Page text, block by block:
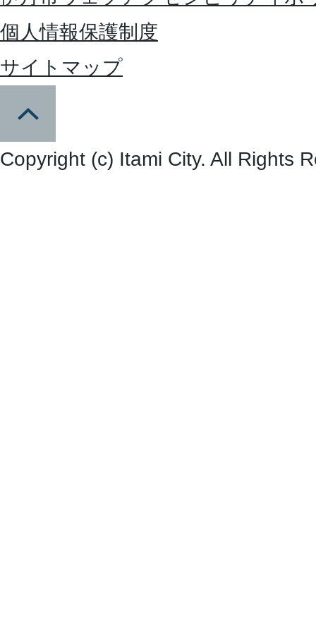
個人情報保護制度
サイトマップ
Copyright (c) Itami City. All Rights